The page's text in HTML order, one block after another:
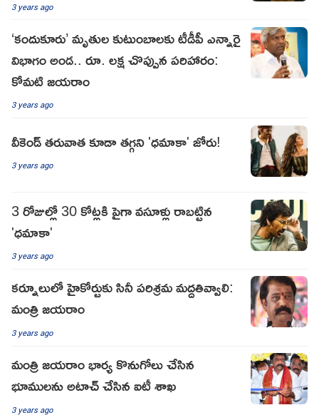
3 years ago
‘కందుకూరు’ మృతుల కుటుంబాలకు టీడీపీ ఎన్నారై
విభాగం అండ.. రూ. లక్ష చొప్పున పరిహారం:
కోమటి జయరాం
3 years ago
వీకెండ్ తరువాత కూడా తగ్గని 'ధమాకా' జోరు!
3 years ago
3 రోజుల్లో 30 కోట్లకి పైగా వసూళ్లు రాబట్టిన
'ధమాకా'
3 years ago
కర్నూలులో హైకోర్టుకు సినీ పరిశ్రమ మద్దతివ్వాలి:
మంత్రి జయరాం
3 years ago
మంత్రి జయరాం భార్య కొనుగోలు చేసిన
భూములను అటాచ్ చేసిన ఐటీ శాఖ
3 years ago